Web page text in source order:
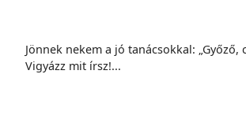
Jönnek nekem a jó tanácsokkal: „Győző,
Vigyázz mit írsz!...